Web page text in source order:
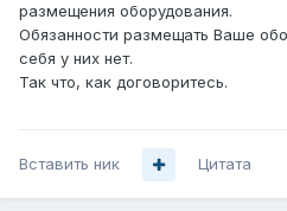
размещения оборудования.
Обязанности размещать Ваше
себя у них нет.
Так что, как договоритесь.
Вставить ник Цитата